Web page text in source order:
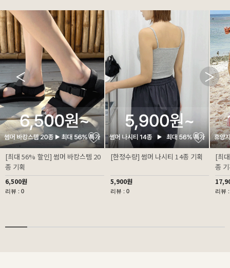
[최대 56% 할인] 썸머 바캉스템 20
종 기획
6,500원
리뷰 : 0
[한정수량] 썸머 나시티 14종 기획
5,900원
리뷰 : 0
[최
종
리뷰